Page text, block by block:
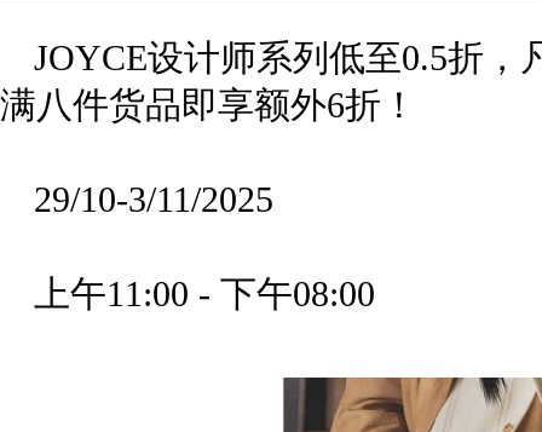
JOYCE设计师系列低至0.5折
满八件货品即享额外6折！
29/10-3/11/2025
上午11:00 - 下午08:00